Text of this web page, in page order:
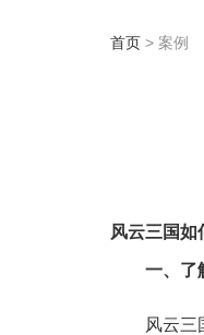
首页> 案例
风云三国如
一、了
风云三